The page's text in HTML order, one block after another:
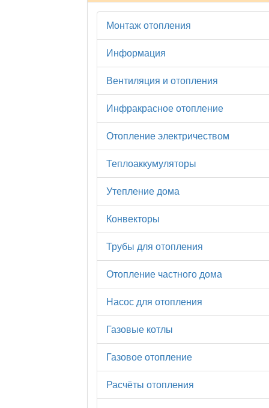
Монтаж отопления
Информация
Вентиляция и отопления
Инфракрасное отопление
Отопление электричеством
Теплоаккумуляторы
Утепление дома
Конвекторы
Трубы для отопления
Отопление частного дома
Насос для отопления
Газовые котлы
Газовое отопление
Расчёты отопления